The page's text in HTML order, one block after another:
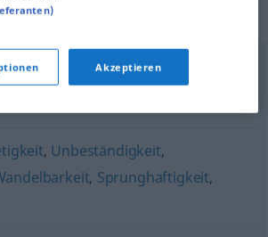
für "Launenhaftigkeit"
Veränderlichkeit
, Unbeständigkeit,
, Sprunghaftigkeit,
Akzeptieren